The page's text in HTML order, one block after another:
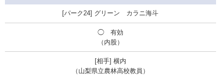
グリーン カラニ海斗
◯ 有効
（内股）
横内
（ 山梨県立農林高校教員 ）